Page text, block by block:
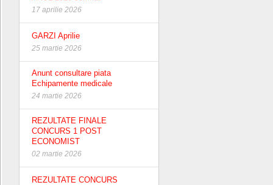
17 aprilie 2026
GARZI Aprilie
25 martie 2026
Anunt consultare piata
Echipamente medicale
24 martie 2026
REZULTATE FINALE
CONCURS 1 POST
ECONOMIST
02 martie 2026
REZULTATE CONCURS